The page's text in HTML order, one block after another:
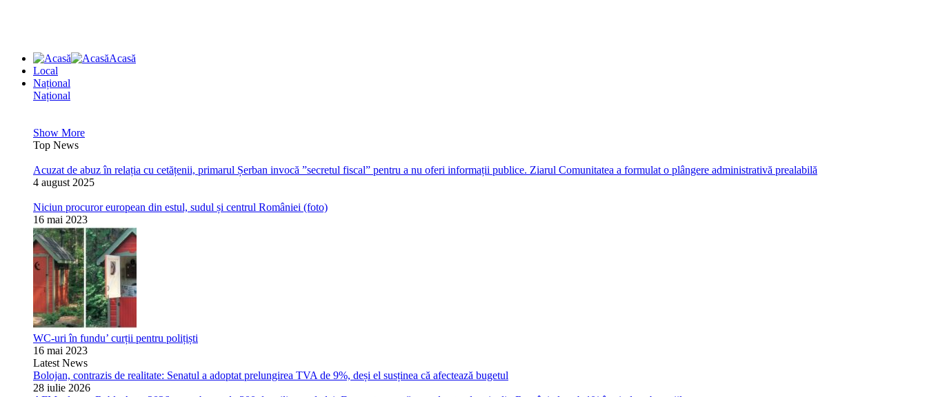
Acasă
Local
Național
Național
Show More
Top News
Acuzat de abuz în relația cu cetățenii, primarul Șerban invocă ”secretul fiscal” pentru a nu oferi informații publice. Ziarul Comunitatea a formulat o plângere administrativă prealabilă
4 august 2025
Niciun procuror european din estul, sudul și centrul României (foto)
16 mai 2023
WC-uri în fundu’ curții pentru polițiști
16 mai 2023
Latest News
Bolojan, contrazis de realitate: Senatul a adoptat prelungirea TVA de 9%, deși el susținea că afectează bugetul
28 iulie 2026